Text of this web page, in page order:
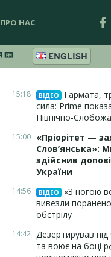
ПРО НАС
ENGLISH
15:18 ВІДЕО
Гармата,
сила: Prime
Північно-
15:00 «Пріорітет —
Слов’янська»:
здійснив
України
14:56 ВІДЕО
«З ногою
вивезли
обстрілу
14:42 Дезертирував
та воює на боці